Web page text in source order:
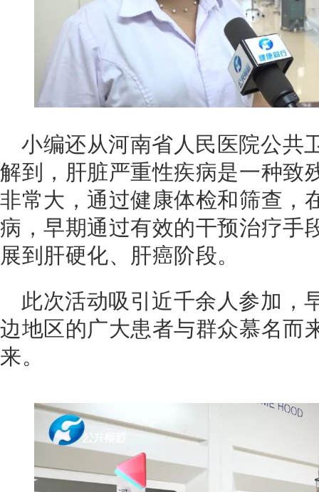
小编还从河南省人民医院公共
解到，肝脏严重性疾病是一种致
非常大，通过健康体检和筛查，
病，早期通过有效的干预治疗手
展到肝硬化、肝癌阶段。
此次活动吸引近千余人参加，
边地区的广大患者与群众慕名而
来。